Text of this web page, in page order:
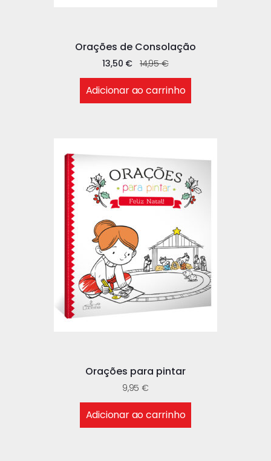
Orações de Consolação
14,95€
13,50 €
Adicionar ao carrinho
Orações para pintar
9,95€
Adicionar ao carrinho